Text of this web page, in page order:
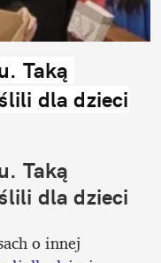
Taką
dla dzieci
Taką
dla dzieci